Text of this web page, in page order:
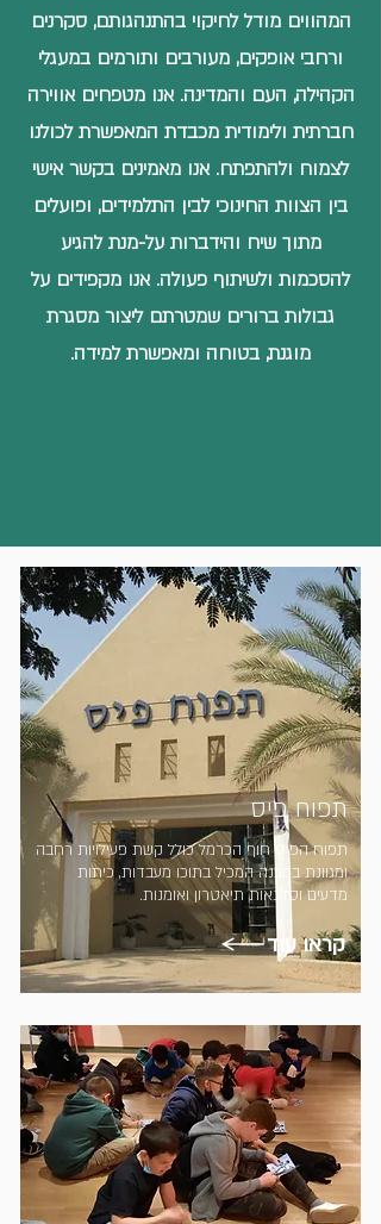
המהווים מודל לחיקוי בהתנהגותם, סקרנים
ורחבי אופקים, מעורבים ותורמים במעגלי
הקהילה, העם והמדינה. אנו מטפחים אווירה
חברתית ולימודית מכבדת המאפשרת לכולנו
לצמוח ולהתפתח. אנו מאמינים בקשר אישי
בין הצוות החינוכי לבין התלמידים, ופועלים
מתוך שיח והידברות על-מנת להגיע
להסכמות ולשיתוף פעולה. אנו מקפידים על
גבולות ברורים שמטרתם ליצור מסגרת
מוגנת, בטוחה ומאפשרת למידה.
תפוח פיס
תפוח הפיס חוף הכרמל כולל קשת פעילויות רחבה
ומגוונת במבנה המכיל בתוכו מעבדות, כיתות
מדעים וסדנאות תיאטרון ואומנות.
קראו עוד